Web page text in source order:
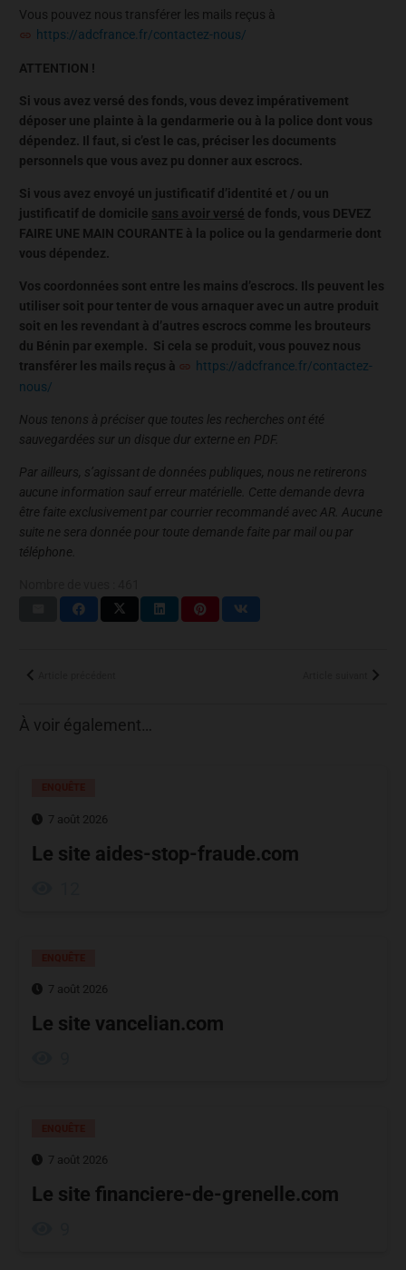
Vous pouvez nous transférer les mails reçus à
https://adcfrance.fr/contactez-nous/
ATTENTION !
Si vous avez versé des fonds, vous devez impérativement
déposer une plainte à la gendarmerie ou à la police dont vous
dépendez. Il faut, si c’est le cas, préciser les documents
personnels que vous avez pu donner aux escrocs.
Si vous avez envoyé un justificatif d’identité et / ou un
justificatif de domicile sans avoir versé de fonds, vous DEVEZ
FAIRE UNE MAIN COURANTE à la police ou la gendarmerie dont
vous dépendez.
Vos coordonnées sont entre les mains d’escrocs. Ils peuvent les
utiliser soit pour tenter de vous arnaquer avec un autre produit
soit en les revendant à d’autres escrocs comme les brouteurs
du Bénin par exemple. Si cela se produit, vous pouvez nous
transférer les mails reçus à
https://adcfrance.fr/contactez-
nous/
Nous tenons à préciser que toutes les recherches ont été
sauvegardées sur un disque dur externe en PDF.
Par ailleurs, s’agissant de données publiques, nous ne retirerons
aucune information sauf erreur matérielle. Cette demande devra
être faite exclusivement par courrier recommandé avec AR. Aucune
suite ne sera donnée pour toute demande faite par mail ou par
téléphone.
À voir également…
7 août 2026
Le site aides-stop-fraude.com
7 août 2026
Le site vancelian.com
7 août 2026
Le site financiere-de-grenelle.com